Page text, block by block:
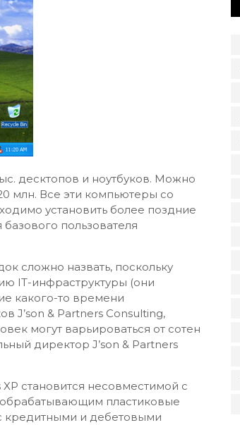
десктопов и ноутбуков. Можно
млн. Все эти компьютеры со
установить более поздние
пользователя
сложно назвать, поскольку
IT-инфраструктуры (они
какого-то времени
J’son & Partners Consulting,
могут варьироваться от сотен
директор J’son & Partners
становится несовместимой с
пластиковые
кредитными и дебетовыми